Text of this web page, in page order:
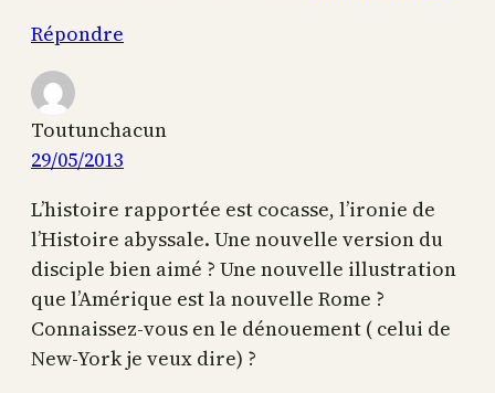
Répondre
Toutunchacun
29/05/2013
L’histoire rapportée est cocasse, l’ironie de
l’Histoire abyssale. Une nouvelle version du
disciple bien aimé ? Une nouvelle illustration
que l’Amérique est la nouvelle Rome ?
Connaissez-vous en le dénouement ( celui de
New-York je veux dire) ?